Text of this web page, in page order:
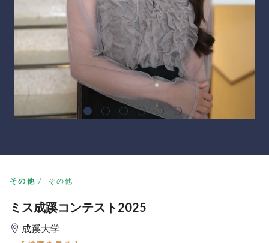
その他 その他
ミス成蹊コンテスト2025
成蹊大学